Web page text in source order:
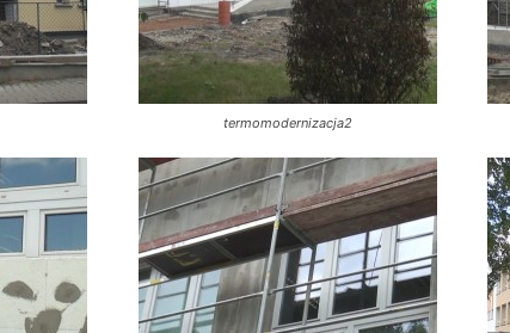
termomodernizacja2